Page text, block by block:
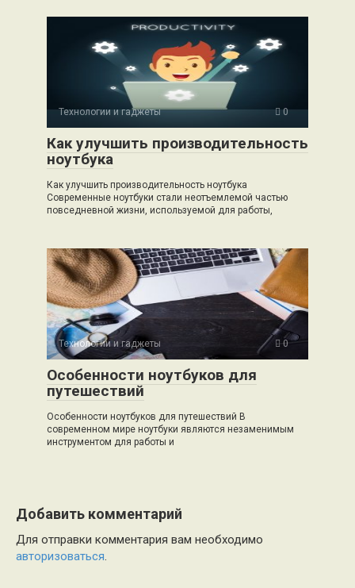
Технологии и гаджеты 0
Как улучшить производительность
ноутбука
Как улучшить производительность ноутбука
Современные ноутбуки стали неотъемлемой частью
повседневной жизни, используемой для работы,
Технологии и гаджеты 0
Особенности ноутбуков для
путешествий
Особенности ноутбуков для путешествий В
современном мире ноутбуки являются незаменимым
инструментом для работы и
Добавить комментарий
Для отправки комментария вам необходимо
авторизоваться.